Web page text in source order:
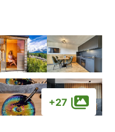
+27